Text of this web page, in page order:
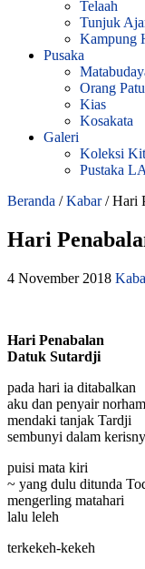
Telaah
Tunjuk
Kampung
Pusaka
Orang
Kias
Kosakata
Galeri
Koleksi
Pustaka
Beranda / Kabar / Hari
Hari
4 November 2018
Hari Penabalan
Datuk Sutardji
pada hari ia ditabalkan
aku dan penyair norham
mendaki tanjak Tardji
sembunyi dalam
puisi mata kiri
~ yang dulu ditunda
mengerling matahari
lalu leleh
terkekeh-kekeh